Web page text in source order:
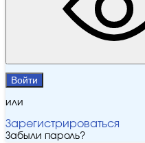
Войти
или
Зарегистрироваться
Забыли пароль?